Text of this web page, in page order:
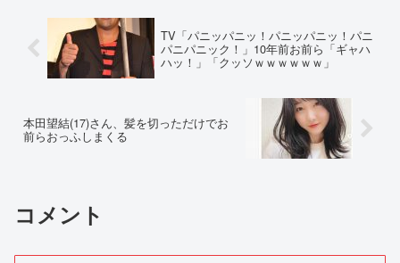
TV「パニッパニッ！パニッパニッ！パニ
パニパニック！」10年前お前ら「ギャハ
ハッ！」「クッソｗｗｗｗｗｗ」
本田望結(17)さん、髪を切っただけでお
前らおっふしまくる
コメント